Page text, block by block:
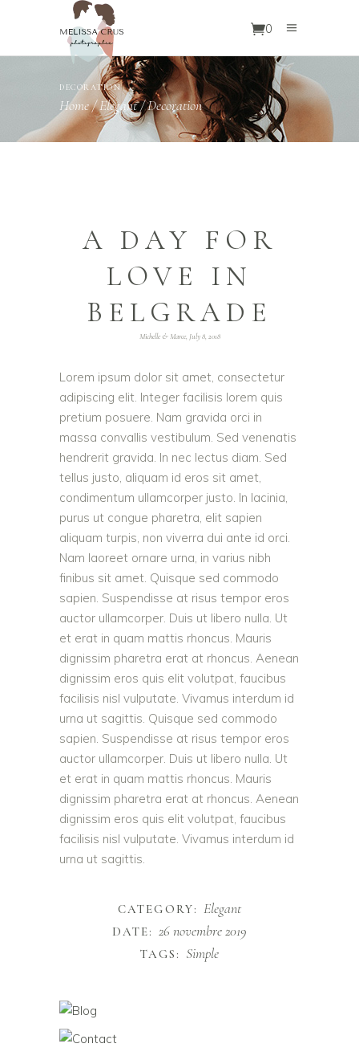
0
DECORATION
Home/Elegant/Decoration
A DAY FOR
LOVE IN
BELGRADE
Michelle & Marce, July 8, 2018
Lorem ipsum dolor sit amet, consectetur
adipiscing elit. Integer facilisis lorem quis
pretium posuere. Nam gravida orci in
massa convallis vestibulum. Sed venenatis
hendrerit gravida. In nec lectus diam. Sed
tellus justo, aliquam id eros sit amet,
condimentum ullamcorper justo. In lacinia,
purus ut congue pharetra, elit sapien
aliquam turpis, non viverra dui ante id orci.
Nam laoreet ornare urna, in varius nibh
finibus sit amet. Quisque sed commodo
sapien. Suspendisse at risus tempor eros
auctor ullamcorper. Duis ut libero nulla. Ut
et erat in quam mattis rhoncus. Mauris
dignissim pharetra erat at rhoncus. Aenean
dignissim eros quis elit volutpat, faucibus
facilisis nisl vulputate. Vivamus interdum id
urna ut sagittis. Quisque sed commodo
sapien. Suspendisse at risus tempor eros
auctor ullamcorper. Duis ut libero nulla. Ut
et erat in quam mattis rhoncus. Mauris
dignissim pharetra erat at rhoncus. Aenean
dignissim eros quis elit volutpat, faucibus
facilisis nisl vulputate. Vivamus interdum id
urna ut sagittis.
CATEGORY: Elegant
DATE: 26 novembre 2019
TAGS: Simple